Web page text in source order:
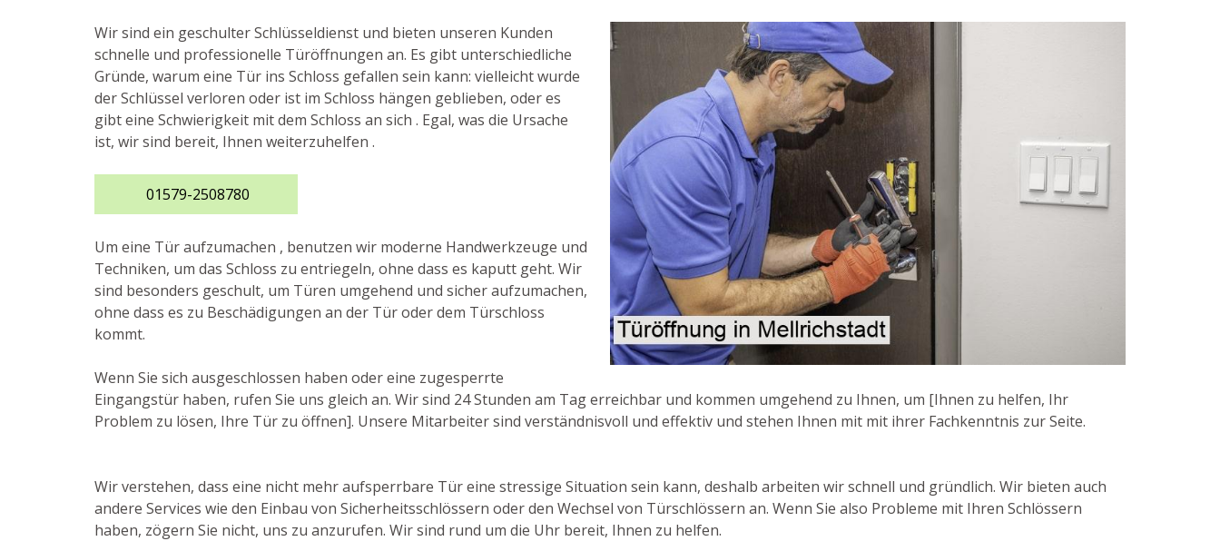
Wir sind ein geschulter Schlüsseldienst und bieten unseren Kunden
schnelle und professionelle Türöffnungen an. Es gibt unterschiedliche
Gründe, warum eine Tür ins Schloss gefallen sein kann: vielleicht wurde
der Schlüssel verloren oder ist im Schloss hängen geblieben, oder es
gibt eine Schwierigkeit mit dem Schloss an sich . Egal, was die Ursache
ist, wir sind bereit, Ihnen weiterzuhelfen .
01579-2508780
Um eine Tür aufzumachen , benutzen wir moderne Handwerkzeuge und
Techniken, um das Schloss zu entriegeln, ohne dass es kaputt geht. Wir
sind besonders geschult, um Türen umgehend und sicher aufzumachen,
ohne dass es zu Beschädigungen an der Tür oder dem Türschloss
kommt.
Wenn Sie sich ausgeschlossen haben oder eine zugesperrte
Eingangstür haben, rufen Sie uns gleich an. Wir sind 24 Stunden am Tag erreichbar und kommen umgehend zu Ihnen, um [Ihnen zu helfen, Ihr
Problem zu lösen, Ihre Tür zu öffnen]. Unsere Mitarbeiter sind verständnisvoll und effektiv und stehen Ihnen mit mit ihrer Fachkenntnis zur Seite.
Wir verstehen, dass eine nicht mehr aufsperrbare Tür eine stressige Situation sein kann, deshalb arbeiten wir schnell und gründlich. Wir bieten auch
andere Services wie den Einbau von Sicherheitsschlössern oder den Wechsel von Türschlössern an. Wenn Sie also Probleme mit Ihren Schlössern
haben, zögern Sie nicht, uns zu anzurufen. Wir sind rund um die Uhr bereit, Ihnen zu helfen.